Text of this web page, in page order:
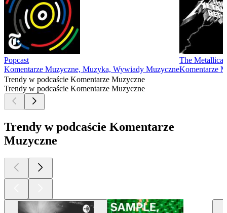
Popcast
Komentarze Muzyczne, Muzyka, Wywiady Muzyczne
The Metallica
Komentarze
Trendy w podcaście Komentarze Muzyczne
Trendy w podcaście Komentarze Muzyczne
Trendy w podcaście Komentarze
Muzyczne